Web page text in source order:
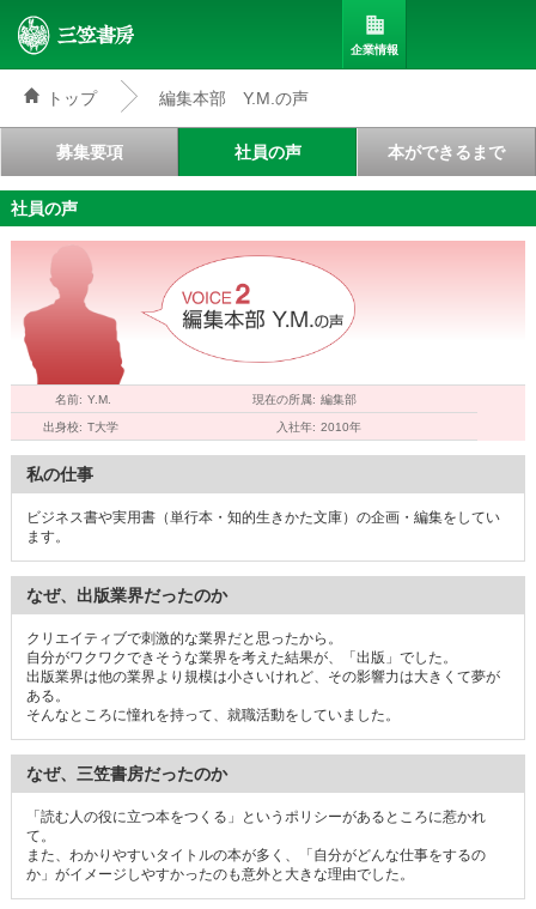
三笠書房
トップ 編集本部 Y.M.の声
企業情報
募集要項 社員の声 本ができるまで
社員の声
VOICE2
編集本部 Y.M.の声
名前 Y.M. 現在の所属 編集部
出身校 T大学 入社年 2010年
私の仕事
ビジネス書や実用書（単行本・知的生きかた文庫）の企画・編集をしてい
ます。
なぜ、出版業界だったのか
クリエイティブで刺激的な業界だと思ったから。
自分がワクワクできそうな業界を考えた結果が、「出版」でした。
出版業界は他の業界より規模は小さいけれど、その影響力は大きくて夢が
ある。
そんなところに憧れを持って、就職活動をしていました。
なぜ、三笠書房だったのか
「読む人の役に立つ本をつくる」というポリシーがあるところに惹かれ
て。
また、わかりやすいタイトルの本が多く、「自分がどんな仕事をするの
か」がイメージしやすかったのも意外と大きな理由でした。